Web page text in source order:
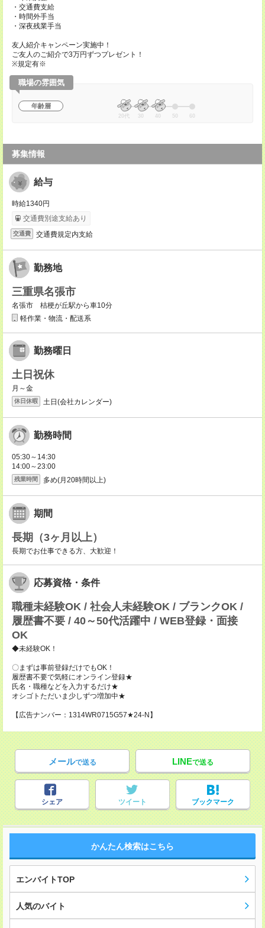
・交通費支給
・時間外手当
・深夜残業手当
友人紹介キャンペーン実施中！
ご友人のご紹介で3万円ずつプレゼント！
※規定有※
職場の雰囲気
年齢層
20代 30 40 50 60
募集情報
給与
時給1340円
交通費別途支給あり
交通費 交通費規定内支給
勤務地
三重県名張市
名張市 桔梗が丘駅から車10分
軽作業・物流・配送系
勤務曜日
土日祝休
月～金
休日休暇 土日(会社カレンダー)
勤務時間
05:30～14:30
14:00～23:00
残業時間 多め(月20時間以上)
期間
長期（3ヶ月以上）
長期でお仕事できる方、大歓迎！
応募資格・条件
職種未経験OK / 社会人未経験OK / ブランクOK /
履歴書不要 / 40～50代活躍中 / WEB登録・面接
OK
◆未経験OK！
〇まずは事前登録だけでもOK！
履歴書不要で気軽にオンライン登録★
氏名・職種などを入力するだけ★
オシゴトただいま少しずつ増加中★
【広告ナンバー：1314WR0715G57★24-N】
メールで送る LINEで送る
シェア ツイート ブックマーク
かんたん検索はこちら
エンバイトTOP
人気のバイト